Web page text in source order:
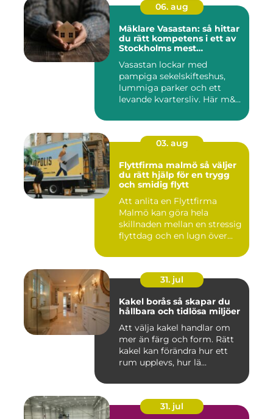
06. aug
Mäklare Vasastan: så hittar
du rätt kompetens i ett av
Stockholms mest
Vasastan lockar med
pampiga sekelskifteshus,
lummiga parker och ett
levande kvartersliv. Här m&...
03. aug
Flyttfirma malmö så väljer
du rätt hjälp för en trygg
och smidig flytt
Att anlita en Flyttfirma
Malmö kan göra hela
skillnaden mellan en stressig
flyttdag och en lugn över...
31. jul
Kakel borås så skapar du
hållbara och tidlösa miljöer
Att välja kakel handlar om
mer än färg och form. Rätt
kakel kan förändra hur ett
rum upplevs, hur lä...
31. jul